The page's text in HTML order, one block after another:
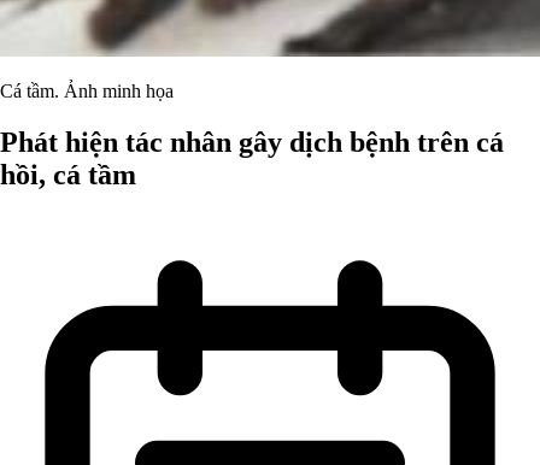
Cá tầm. Ảnh minh họa
Phát hiện tác nhân gây dịch bệnh trên cá
hồi, cá tầm